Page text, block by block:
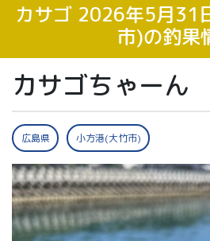
カサゴ 2026年5月31
市)の釣果
カサゴちゃーん
広島県 小方港(大竹市)